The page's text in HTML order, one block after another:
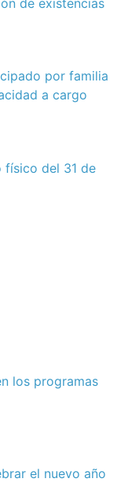
de existencias
por familia
a cargo
físico del 31 de
los programas
el nuevo año